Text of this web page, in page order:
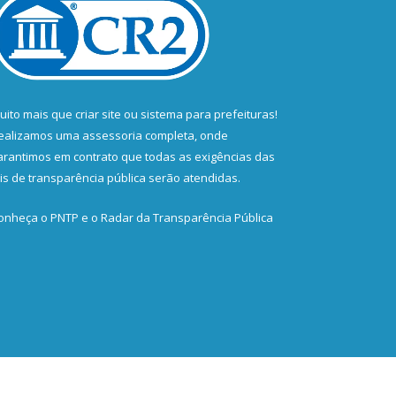
mais que criar site ou sistema para prefeituras!
uma assessoria completa, onde
em contrato que todas as exigências das
de transparência pública serão atendidas.
o PNTP e o Radar da Transparência Pública